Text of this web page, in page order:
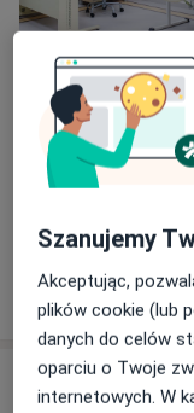
Zobacz galerię
Płatność
Usługi i ceny
Szanujemy
Akceptując,
plików cookie (lub
danych do celów
oparciu o Twoje
internetowych. W